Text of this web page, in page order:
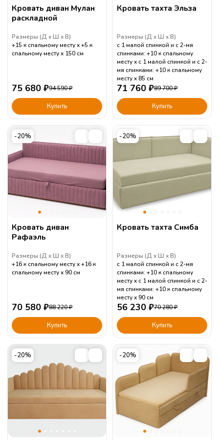
Кровать диван Мулан
раскладной
Размеры (Д Ш В)
+15 к спальному месту
+5 к
спальному месту
150 см
75 680 ₽94 590₽
Купить
Кровать тахта Эльза
Размеры (Д Ш В)
с 1 малой спинкой и с 2-мя
спинками: +10 к спальному
месту
с 1 малой спинкой и с 2-
мя спинками: +10 к спальному
месту
85 см
71 760 ₽89 700₽
Купить
-20%
Кровать диван
Рафаэль
Размеры (Д Ш В)
+16 к спальному месту
+16 к
спальному месту
90 см
70 580 ₽88 220₽
Купить
-20%
Кровать тахта Симба
Размеры (Д Ш В)
с 1 малой спинкой и с 2-мя
спинками: +10 к спальному
месту
с 1 малой спинкой и с 2-
мя спинками: +10 к спальному
месту
90 см
56 230 ₽70 280₽
Купить
-20% -20%